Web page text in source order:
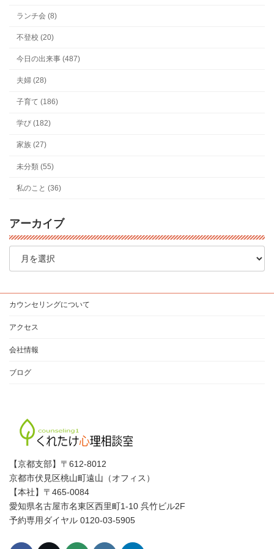
ランチ会 (8)
不登校 (20)
今日の出来事 (487)
夫婦 (28)
子育て (186)
学び (182)
家族 (27)
未分類 (55)
私のこと (36)
アーカイブ
ア
カウンセリングについて
アクセス
会社情報
ブログ
【京都支部】〒612-8012
京都市伏見区桃山町遠山（オフィス）
【本社】〒465-0084
愛知県名古屋市名東区西里町1-10 呉竹ビル2F
予約専用ダイヤル 0120-03-5905